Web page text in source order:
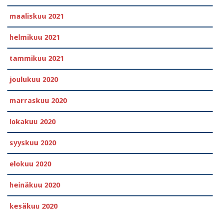
maaliskuu 2021
helmikuu 2021
tammikuu 2021
joulukuu 2020
marraskuu 2020
lokakuu 2020
syyskuu 2020
elokuu 2020
heinäkuu 2020
kesäkuu 2020